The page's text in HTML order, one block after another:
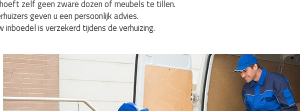
zelf geen zware dozen of meubels te tillen.
geven u een persoonlijk advies.
inboedel is verzekerd tijdens de verhuizing.